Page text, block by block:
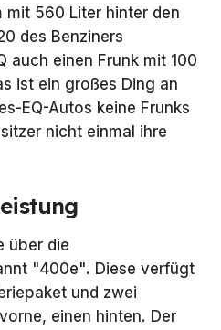
mit 560 Liter hinter den
des Benziners
auch einen Frunk mit 100
ist ein großes Ding an
EQ-Autos keine Frunks
nicht einmal ihre
über die
"400e". Diese verfügt
und zwei
einen hinten. Der